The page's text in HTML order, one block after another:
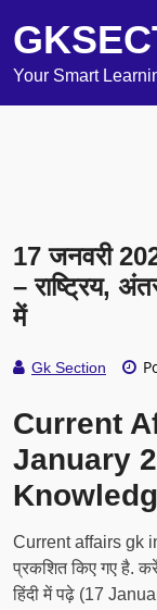
Your Smart
17 जनवरी
– राष्ट्रिय,
में
Gk Section
Current
January
Current affairs gk
प्रकशित किए गए है.
हिंदी में पढ़े (17